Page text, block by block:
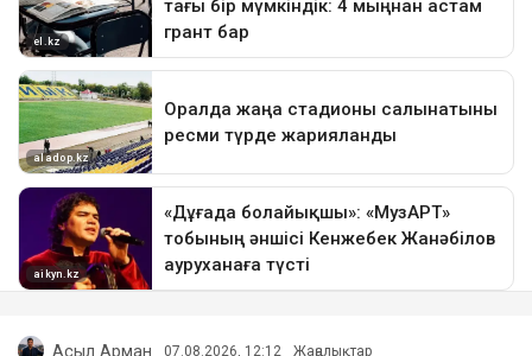
07.08.2026, 12:12 Жаңалықтар